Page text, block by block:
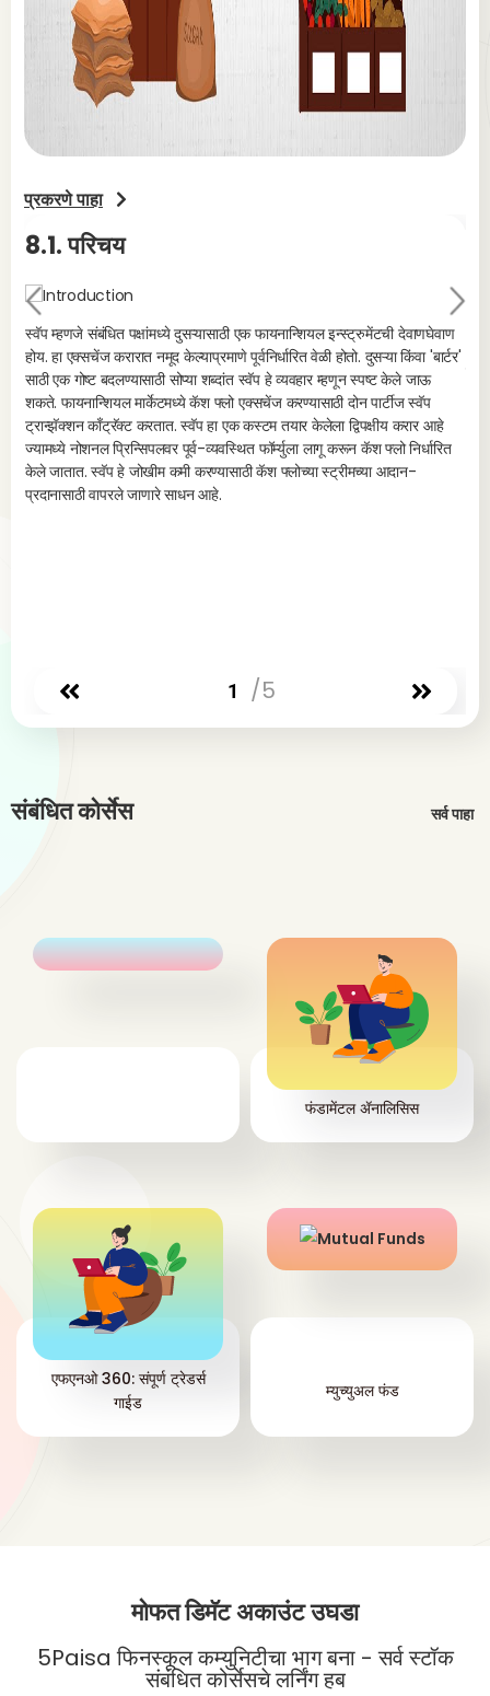
प्रकरणे पाहा
8.1. परिचय
स्वॅप म्हणजे संबंधित पक्षांमध्ये दुसऱ्यासाठी एक फायनान्शियल इन्स्ट्रुमेंटची देवाणघेवाण
होय. हा एक्सचेंज करारात नमूद केल्याप्रमाणे पूर्वनिर्धारित वेळी होतो. दुसऱ्या किंवा 'बार्टर'
साठी एक गोष्ट बदलण्यासाठी सोप्या शब्दांत स्वॅप हे व्यवहार म्हणून स्पष्ट केले जाऊ
शकते. फायनान्शियल मार्केटमध्ये कॅश फ्लो एक्सचेंज करण्यासाठी दोन पार्टीज स्वॅप
ट्रान्झॅक्शन काँट्रॅक्ट करतात. स्वॅप हा एक कस्टम तयार केलेला द्विपक्षीय करार आहे
ज्यामध्ये नोशनल प्रिन्सिपलवर पूर्व-व्यवस्थित फॉर्म्युला लागू करून कॅश फ्लो निर्धारित
केले जातात. स्वॅप हे जोखीम कमी करण्यासाठी कॅश फ्लोच्या स्ट्रीमच्या आदान-
प्रदानासाठी वापरले जाणारे साधन आहे.
Pr
evi
ou
s
Ne
xt
1 /5
संबंधित कोर्सेस सर्व पाहा
फंडामेंटल ॲनालिसिस
एफएनओ 360: संपूर्ण ट्रेडर्स
गाईड
म्युच्युअल फंड
मोफत डिमॅट अकाउंट उघडा
5Paisa फिनस्कूल कम्युनिटीचा भाग बना - सर्व स्टॉक
संबंधित कोर्सेसचे लर्निंग हब